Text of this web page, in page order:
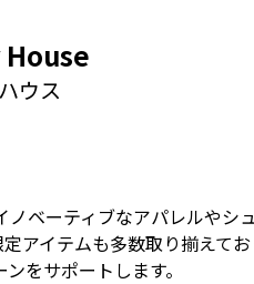
ウス
ベーティブなアパレルやシ
アイテムも多数取り揃えてお
をサポートします。